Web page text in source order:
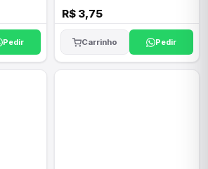
Pedir
R$ 3,75
Carrinho Pedir